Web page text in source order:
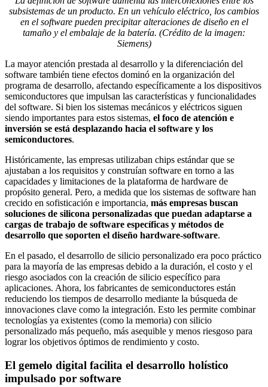
subsistemas de un producto. En un vehículo eléctrico, los cambios
en el software pueden precipitar alteraciones de diseño en el
tamaño y el embalaje de la batería. (Crédito de la imagen:
Siemens)
La mayor atención prestada al desarrollo y la diferenciación del
software también tiene efectos dominó en la organización del
programa de desarrollo, afectando específicamente a los dispositivos
semiconductores que impulsan las características y funcionalidades
del software. Si bien los sistemas mecánicos y eléctricos siguen
siendo importantes para estos sistemas, el foco de atención e
inversión se está desplazando hacia el software y los
semiconductores.
Históricamente, las empresas utilizaban chips estándar que se
ajustaban a los requisitos y construían software en torno a las
capacidades y limitaciones de la plataforma de hardware de
propósito general. Pero, a medida que los sistemas de software han
crecido en sofisticación e importancia, más empresas buscan
soluciones de silicona personalizadas que puedan adaptarse a
cargas de trabajo de software específicas y métodos de
desarrollo que soporten el diseño hardware-software.
En el pasado, el desarrollo de silicio personalizado era poco práctico
para la mayoría de las empresas debido a la duración, el costo y el
riesgo asociados con la creación de silicio específico para
aplicaciones. Ahora, los fabricantes de semiconductores están
reduciendo los tiempos de desarrollo mediante la búsqueda de
innovaciones clave como la integración. Esto les permite combinar
tecnologías ya existentes (como la memoria) con silicio
personalizado más pequeño, más asequible y menos riesgoso para
lograr los objetivos óptimos de rendimiento y costo.
El gemelo digital facilita el desarrollo holístico
impulsado por software